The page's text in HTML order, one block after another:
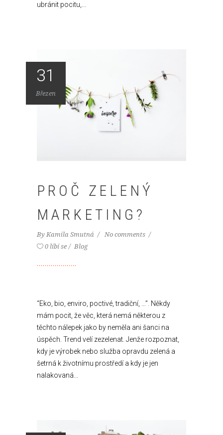
ubránit pocitu,...
31
Březen
PROČ ZELENÝ
MARKETING?
By Kamila Smutná
No comments
0 líbí se
Blog
“Eko, bio, enviro, poctivé, tradiční, …”. Někdy
mám pocit, že věc, která nemá některou z
těchto nálepek jako by neměla ani šanci na
úspěch. Trend velí zezelenat. Jenže rozpoznat,
kdy je výrobek nebo služba opravdu zelená a
šetrná k životnímu prostředí a kdy je jen
nalakovaná...